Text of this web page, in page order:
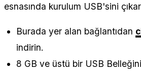
esnasında kurulum USB'sini
Burada yer alan bağlantıdan
indirin.
8 GB ve üstü bir USB